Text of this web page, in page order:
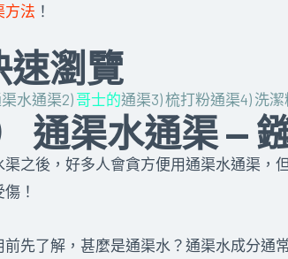
方法 ！
速瀏覽
渠水通渠2) 哥士的通渠3) 梳打粉通渠4) 洗
通渠水通渠 —
渠之後，好多人會貪方便用通渠水通渠，
！
前先了解，甚麼是通渠水？通渠水成分通